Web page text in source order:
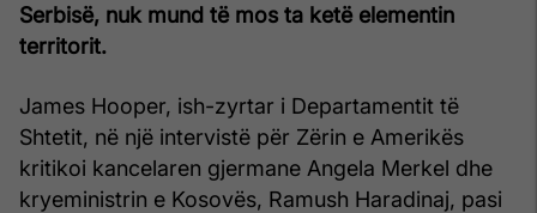
Serbisë, nuk mund të mos ta ketë elementin
territorit.
James Hooper, ish-zyrtar i Departamentit të
Shtetit, në një intervistë për Zërin e Amerikës
kritikoi kancelaren gjermane Angela Merkel dhe
kryeministrin e Kosovës, Ramush Haradinaj, pasi